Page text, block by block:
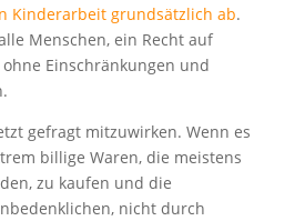
Kinderarbeit grundsätzlich ab.
Menschen, ein Recht auf
Einschränkungen und
gefragt mitzuwirken. Wenn es
billige Waren, die meistens
zu kaufen und die
nicht durch